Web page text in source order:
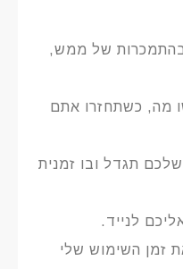
בהתמכרות של ממש,
מה, כשתחזרו אתם
תגדל ובו זמנית
לנייד.
זמן השימוש שלי